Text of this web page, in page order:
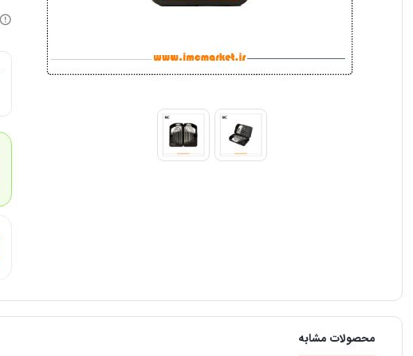
محصولات مشابه